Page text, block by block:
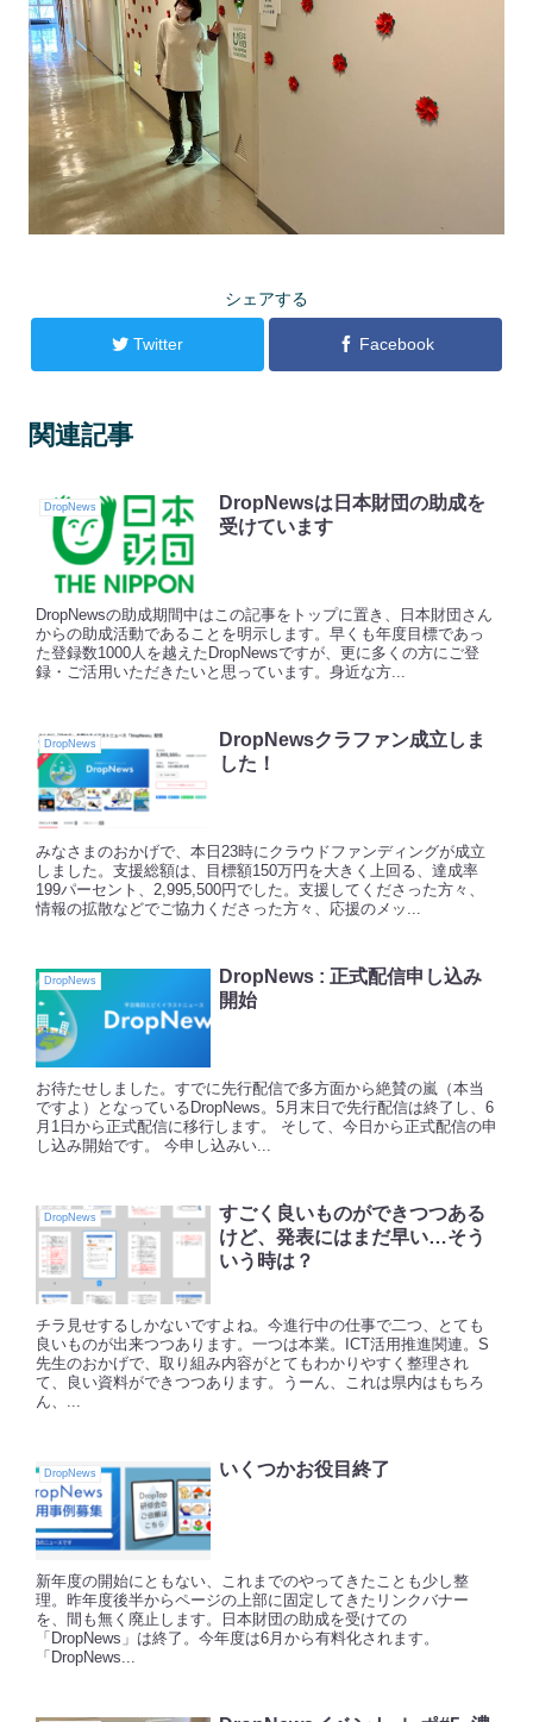
シェアする
Twitter Facebook
関連記事
DropNews
DropNewsは日本財団の助成を
受けています
DropNewsの助成期間中はこの記事をトップに置き、日本財団さん
からの助成活動であることを明示します。早くも年度目標であっ
た登録数1000人を越えたDropNewsですが、更に多くの方にご登
録・ご活用いただきたいと思っています。身近な方...
DropNews
DropNewsクラファン成立しま
した！
みなさまのおかげで、本日23時にクラウドファンディングが成立
しました。支援総額は、目標額150万円を大きく上回る、達成率
199パーセント、2,995,500円でした。支援してくださった方々、
情報の拡散などでご協力くださった方々、応援のメッ...
DropNews
DropNews : 正式配信申し込み
開始
お待たせしました。すでに先行配信で多方面から絶賛の嵐（本当
ですよ）となっているDropNews。5月末日で先行配信は終了し、6
月1日から正式配信に移行します。 そして、今日から正式配信の申
し込み開始です。 今申し込みい...
DropNews
すごく良いものができつつある
けど、発表にはまだ早い…そう
いう時は？
チラ見せするしかないですよね。今進行中の仕事で二つ、とても
良いものが出来つつあります。一つは本業。ICT活用推進関連。S
先生のおかげで、取り組み内容がとてもわかりやすく整理され
て、良い資料ができつつあります。うーん、これは県内はもちろ
ん、...
DropNews いくつかお役目終了
新年度の開始にともない、これまでのやってきたことも少し整
理。昨年度後半からページの上部に固定してきたリンクバナー
を、間も無く廃止します。日本財団の助成を受けての
「DropNews」は終了。今年度は6月から有料化されます。
「DropNews...